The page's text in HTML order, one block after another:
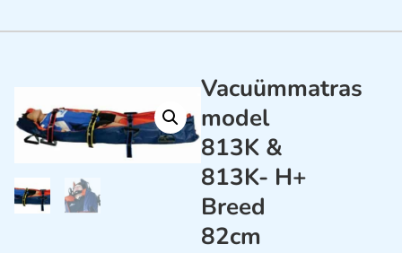
Vacuümmatras
model
813K &
813K- H+
Breed
82cm